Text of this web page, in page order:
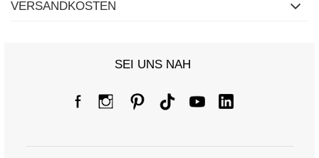
VERSANDKOSTEN
SEI UNS NAH